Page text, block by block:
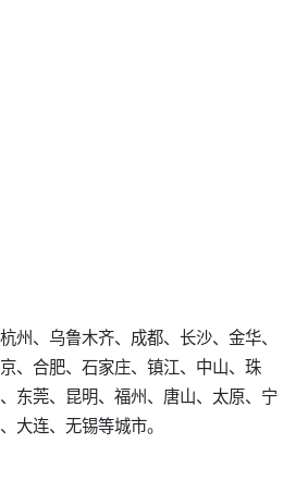
州、乌鲁木齐、成都、长沙、金华、
、合肥、石家庄、镇江、中山、珠
东莞、昆明、福州、唐山、太原、宁
大连、无锡等城市。